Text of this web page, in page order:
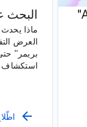
البحث
ماذا يحدث
العرض
بريمر"
arrow_back